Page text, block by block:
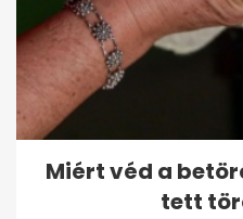
Miért véd a
tett